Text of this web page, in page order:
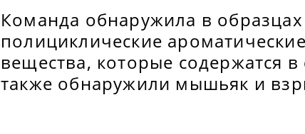
Команда обнаружила в
полициклические
вещества, которые содержатся
также обнаружили мышьяк и